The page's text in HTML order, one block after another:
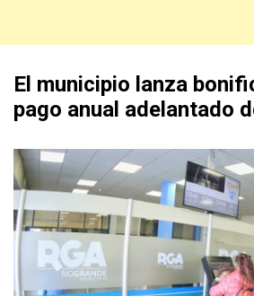
El municipio lanza
pago anual adelantado